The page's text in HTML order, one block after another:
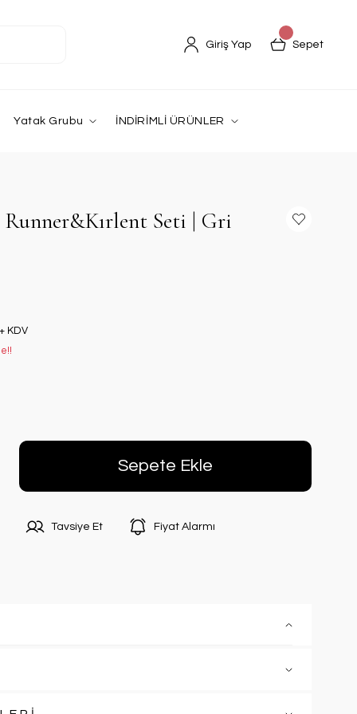
Giriş Yap Sepet
Yatak Grubu İNDİRİMLİ ÜRÜNLER
Seti | Gri
KDV
Sepete Ekle
Tavsiye Et Fiyat Alarmı